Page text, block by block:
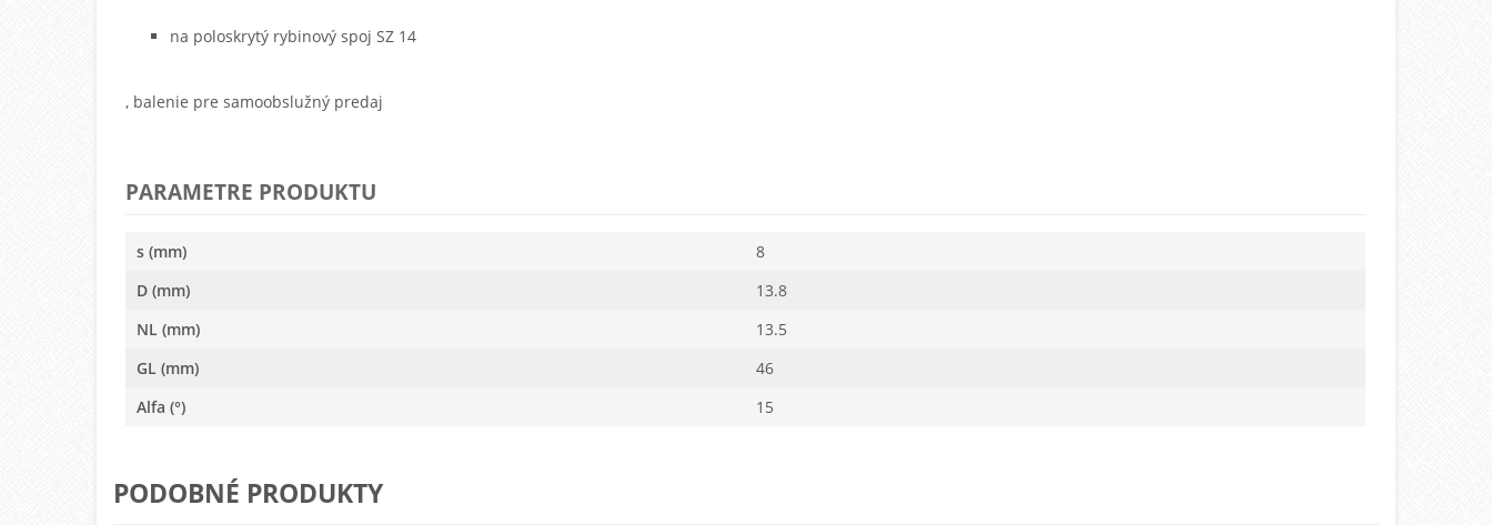
na poloskrytý rybinový spoj SZ 14
, balenie pre samoobslužný predaj
PARAMETRE PRODUKTU
s (mm)
8
D (mm)
13.8
NL (mm)
13.5
GL (mm)
46
Alfa (°)
15
PODOBNÉ PRODUKTY